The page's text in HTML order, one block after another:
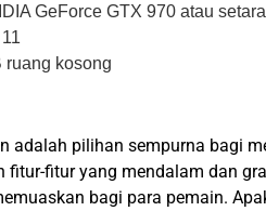
GeForce GTX 970 atau setara
ruang kosong
adalah pilihan sempurna bagi
fitur-fitur yang mendalam dan
bagi para pemain.